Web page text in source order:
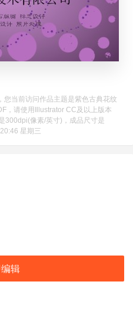
当前访问作品主题是紫色古典花纹
，请使用Illustrator CC及以上版本
300dpi(像素/英寸)，成品尺寸是
星期三
辑